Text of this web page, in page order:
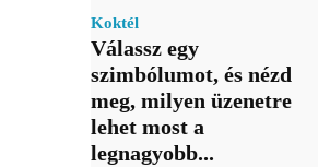
Koktél
Válassz egy
szimbólumot, és nézd
meg, milyen üzenetre
lehet most a
legnagyobb...